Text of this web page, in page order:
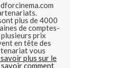
plus de 4000
de comptes-
prix
en tête des
vous
plus sur le
comment